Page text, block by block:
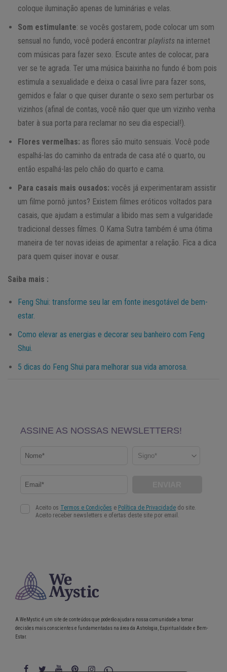
coloque iluminação apenas de luminárias e velas.
Som estimulante: se vocês gostarem, pode colocar um som
sensual no fundo, você poderá encontrar playlists na internet
com músicas para fazer sexo. Escute antes de colocar, para
ver se te agrada. Ter uma música baixinha no fundo é bom pois
estimula a sexualidade e deixa o casal livre para fazer sons,
gemidos e falar o que quiser durante o sexo sem perturbar os
vizinhos (afinal de contas, você não quer que um vizinho venha
bater à sua porta para reclamar no seu dia especial!).
Flores vermelhas: as flores são muito sensuais. Você pode
espalhá-las do caminho da entrada de casa até o quarto, ou
então espalhá-las pelo chão do quarto e cama.
Para casais mais ousados: vocês já experimentaram assistir
um filme pornô juntos? Existem filmes eróticos voltados para
casais, que ajudam a estimular a libido mas sem a vulgaridade
tradicional desses filmes. O Kama Sutra também é uma ótima
maneira de ter novas ideias de apimentar a relação. Fica a dica
para quem quiser inovar e ousar.
Saiba mais :
Feng Shui: transforme seu lar em fonte inesgotável de bem-
estar.
Como elevar as energias e decorar seu banheiro com Feng
Shui.
5 dicas do Feng Shui para melhorar sua vida amorosa.
A WeMystic é um site de conteúdos que poderão ajudar a nossa comunidade a tomar
decisões mais conscientes e fundamentadas na área da Astrologia, Espiritualidade e Bem-
Estar.